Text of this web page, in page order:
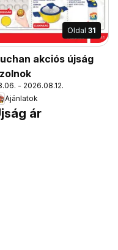
Oldal 31
akciós újság
- 2026.08.12.
Ajánlatok
ár